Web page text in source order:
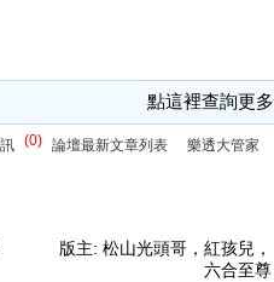
點這裡查詢更多
版主: 松山光頭哥 ， 紅孩兒 ，
六合至尊